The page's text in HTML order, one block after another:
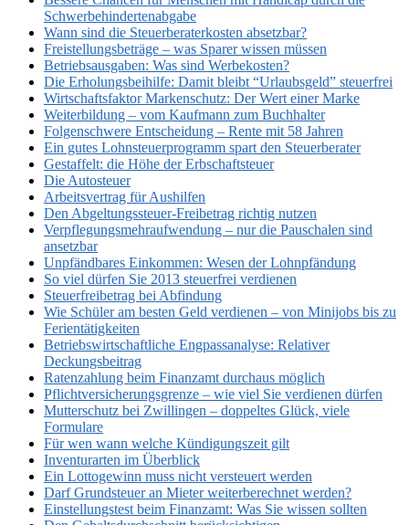
Schwerbehindertenabgabe
Wann sind die Steuerberaterkosten absetzbar?
Freistellungsbeträge – was Sparer wissen müssen
Betriebsausgaben: Was sind Werbekosten?
Die Erholungsbeihilfe: Damit bleibt “Urlaubsgeld” steuerfrei
Wirtschaftsfaktor Markenschutz: Der Wert einer Marke
Weiterbildung – vom Kaufmann zum Buchhalter
Folgenschwere Entscheidung – Rente mit 58 Jahren
Ein gutes Lohnsteuerprogramm spart den Steuerberater
Gestaffelt: die Höhe der Erbschaftsteuer
Die Autosteuer
Arbeitsvertrag für Aushilfen
Den Abgeltungssteuer-Freibetrag richtig nutzen
Verpflegungsmehraufwendung – nur die Pauschalen sind
ansetzbar
Unpfändbares Einkommen: Wesen der Lohnpfändung
So viel dürfen Sie 2013 steuerfrei verdienen
Steuerfreibetrag bei Abfindung
Wie Schüler am besten Geld verdienen – von Minijobs bis zu
Ferientätigkeiten
Betriebswirtschaftliche Engpassanalyse: Relativer
Deckungsbeitrag
Ratenzahlung beim Finanzamt durchaus möglich
Pflichtversicherungsgrenze – wie viel Sie verdienen dürfen
Mutterschutz bei Zwillingen – doppeltes Glück, viele
Formulare
Für wen wann welche Kündigungszeit gilt
Inventurarten im Überblick
Ein Lottogewinn muss nicht versteuert werden
Darf Grundsteuer an Mieter weiterberechnet werden?
Einstellungstest beim Finanzamt: Was Sie wissen sollten